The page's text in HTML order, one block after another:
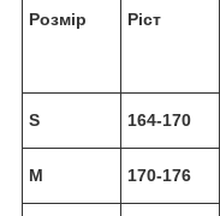
Розмір Ріст
S 164-170
M 170-176